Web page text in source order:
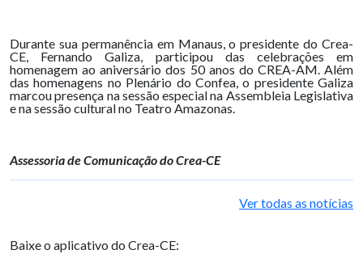
Durante sua permanência em Manaus, o presidente do Crea-
CE, Fernando Galiza, participou das celebrações em
homenagem ao aniversário dos 50 anos do CREA-AM. Além
das homenagens no Plenário do Confea, o presidente Galiza
marcou presença na sessão especial na Assembleia Legislativa
e na sessão cultural no Teatro Amazonas.
Assessoria de Comunicação do Crea-CE
Ver todas as notícias
Baixe o aplicativo do Crea-CE: